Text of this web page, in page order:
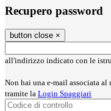
Recupero password
button close ×
all'indirizzo indicato con le
Non hai una e-mail associata
tramite la Login Spaggiari